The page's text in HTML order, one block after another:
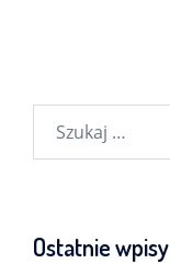
Ostatnie wpisy